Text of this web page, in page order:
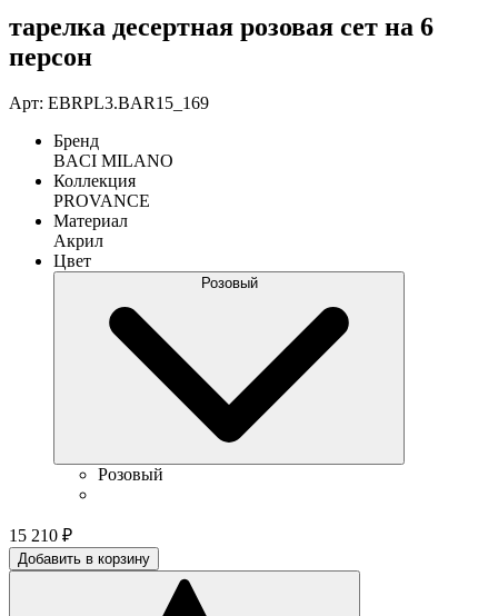
тарелка десертная розовая сет на 6
персон
Арт: EBRPL3.BAR15_169
Бренд
BACI MILANO
Коллекция
PROVANCE
Материал
Акрил
Цвет
Розовый
Розовый
15 210 ₽
Добавить в корзину